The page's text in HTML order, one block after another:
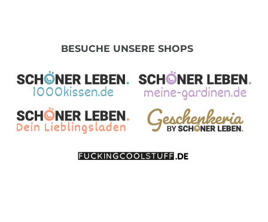
BESUCHE UNSERE SHOPS